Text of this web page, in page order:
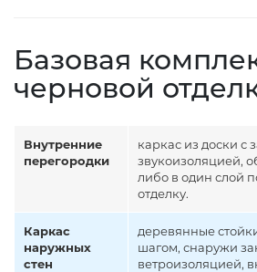
Базовая
черновой
Внутренние
перегородки
каркас из доски с
звукоизоляцией,
либо в один слой
отделку.
Каркас
наружных
стен
деревянные
шагом, снаружи
ветроизоляцией,